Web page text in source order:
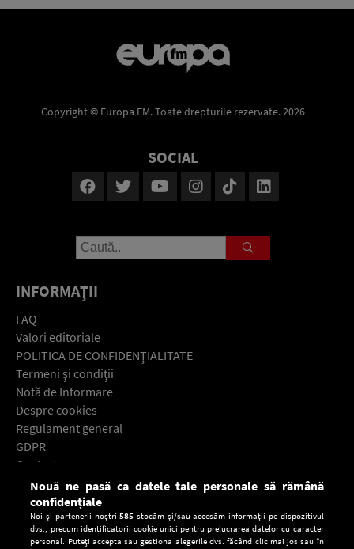
Copyright © Europa FM. Toate drepturile rezervate. 2026
SOCIAL
INFORMAŢII
FAQ
Valori editoriale
POLITICA DE CONFIDENŢIALITATE
Termeni şi condiţii
Notă de Informare
Despre cookies
Regulament general
GDPR
Contact
Descarcă gratuit aplicaţia Europa FM pentru smartphone:
Nouă ne pasă ca datele tale personale să rămână
confidențiale
Noi și partenerii noștri585 stocăm și/sau accesăm informații pe dispozitivul
dvs., precum identificatorii cookie unici pentru prelucrarea datelor cu caracter
personal. Puteți accepta sau gestiona alegerile dvs. făcând clic mai jos sau în